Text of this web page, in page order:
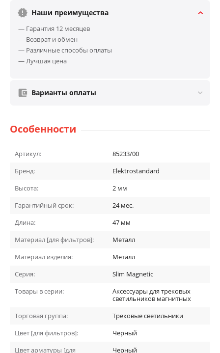
Наши преимущества
— Гарантия 12 месяцев
— Возврат и обмен
— Различные способы оплаты
— Лучшая цена
Варианты оплаты
Особенности
Артикул:
85233/00
Бренд:
Elektrostandard
Высота:
2 мм
Гарантийный срок:
24 мес.
Длина:
47 мм
Материал [для фильтров]:
Металл
Материал изделия:
Металл
Серия:
Slim Magnetic
Товары в серии:
Аксессуары для трековых
светильников магнитных
Торговая группа:
Трековые светильники
Цвет [для фильтров]:
Черный
Цвет арматуры [для
Черный